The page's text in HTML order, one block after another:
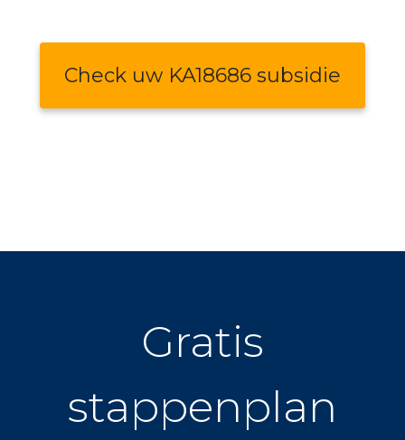
Check uw KA18686 subsidie
Gratis
stappenplan